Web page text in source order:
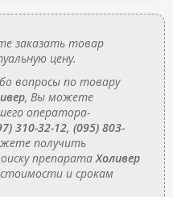
заказать товар
цену.
вопросы по товару
, Вы можете
оператора-
310-32-12, (095) 803-
получить
препаратаХоливер
и срокам